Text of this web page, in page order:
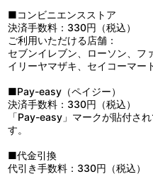
12：等身大の日々
13：他愛ない悩み事
14：心躍る未来
15：あがた祭り
16：青春の痛み
18：伝えたい想い
19：意識の萌芽
20：不信
21：亀裂
23：衝突
24：青春の苦悩
■コンビニエンスストア
決済手数料：330円（税込）
ご利用いただける店舗：
セブンイレブン、ローソン、フ
イリーヤマザキ、セイコーマー
■Pay-easy（ペイジー）
決済手数料：330円（税込）
「Pay-easy」マークが貼付さ
す。
■代金引換
代引き手数料：330円（税込）